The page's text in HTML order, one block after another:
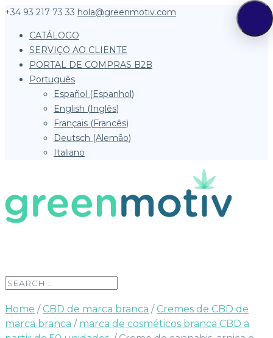
+34 93 217 73 33 hola@greenmotiv.com
CATÁLOGO
SERVIÇO AO CLIENTE
PORTAL DE COMPRAS B2B
Português
Español (Espanhol)
English (Inglês)
Français (Francês)
Deutsch (Alemão)
Italiano
Home /CBD de marca branca /Cremes de CBD de
marca branca / marca de cosméticos branca CBD a